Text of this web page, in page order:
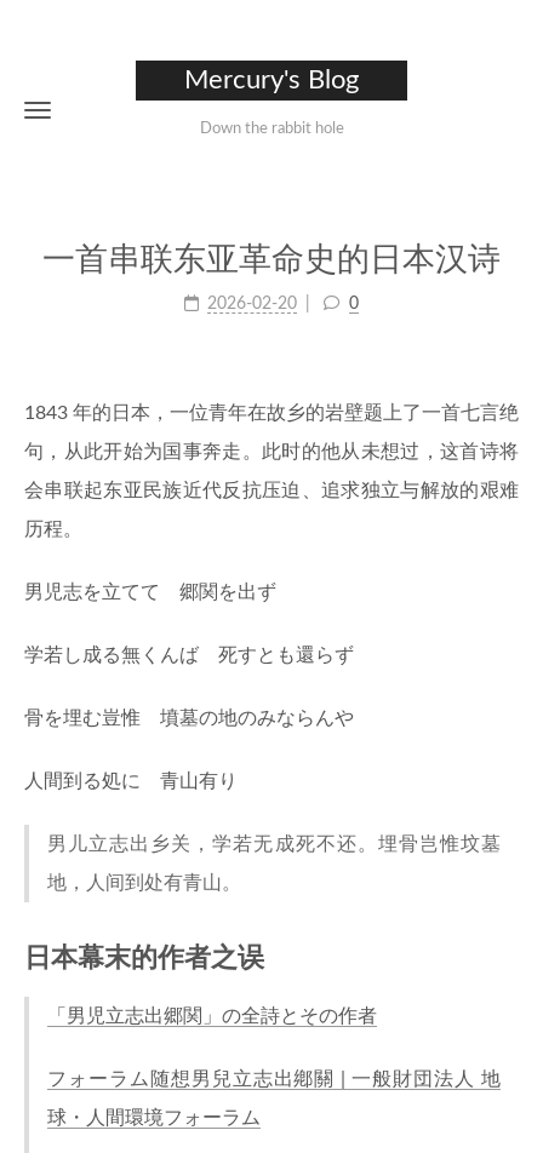
Mercury's Blog
Down the rabbit hole
一首串联东亚革命史的日本汉诗
2026-02-20 0
1843 年的日本，一位青年在故乡的岩壁题上了一首七言绝
句，从此开始为国事奔走。此时的他从未想过，这首诗将
会串联起东亚民族近代反抗压迫、追求独立与解放的艰难
历程。
男児志を立てて 郷関を出ず
学若し成る無くんば 死すとも還らず
骨を埋む豈惟 墳墓の地のみならんや
人間到る処に 青山有り
男儿立志出乡关，学若无成死不还。埋骨岂惟坟墓
地，人间到处有青山。
日本幕末的作者之误
「男児立志出郷関」の全詩とその作者
フォーラム随想男兒立志出鄕關 | 一般財団法人 地
球・人間環境フォーラム